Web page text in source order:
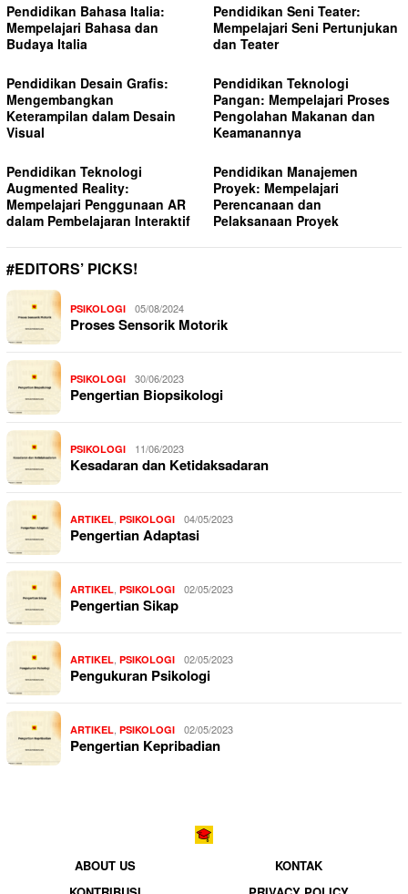
Pendidikan Bahasa Italia:
Mempelajari Bahasa dan
Budaya Italia
Pendidikan Seni Teater:
Mempelajari Seni Pertunjukan
dan Teater
Pendidikan Desain Grafis:
Mengembangkan
Keterampilan dalam Desain
Visual
Pendidikan Teknologi
Pangan: Mempelajari Proses
Pengolahan Makanan dan
Keamanannya
Pendidikan Teknologi
Augmented Reality:
Mempelajari Penggunaan AR
dalam Pembelajaran Interaktif
Pendidikan Manajemen
Proyek: Mempelajari
Perencanaan dan
Pelaksanaan Proyek
#EDITORS’ PICKS!
PSIKOLOGI 05/08/2024
Proses Sensorik Motorik
PSIKOLOGI 30/06/2023
Pengertian Biopsikologi
PSIKOLOGI 11/06/2023
Kesadaran dan Ketidaksadaran
ARTIKEL PSIKOLOGI 04/05/2023
Pengertian Adaptasi
ARTIKEL PSIKOLOGI 02/05/2023
Pengertian Sikap
ARTIKEL PSIKOLOGI 02/05/2023
Pengukuran Psikologi
ARTIKEL PSIKOLOGI 02/05/2023
Pengertian Kepribadian
ABOUT US
KONTAK